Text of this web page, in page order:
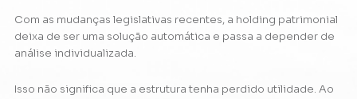
Com as mudanças legislativas recentes, a holding patrimonial
deixa de ser uma solução automática e passa a depender de
análise individualizada.
Isso não significa que a estrutura tenha perdido utilidade. Ao